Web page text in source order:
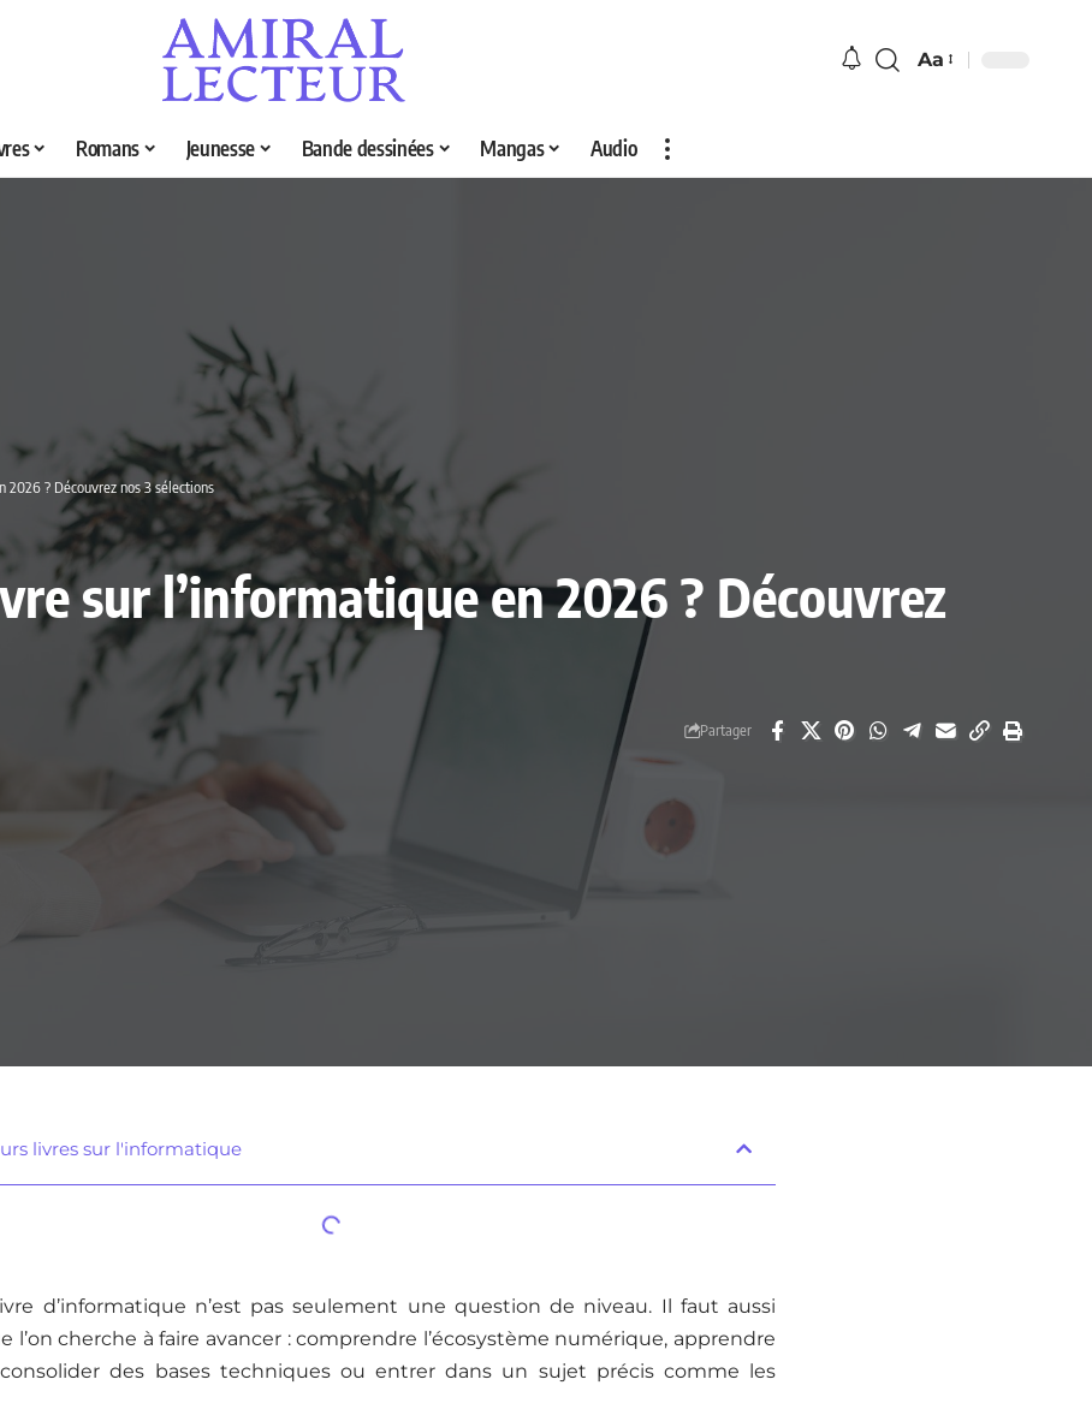
Aa
Romans Jeunesse Bande dessinées Mangas Audio
? Découvrez nos 3 sélections
sur l’informatique en 2026 ? Découvrez
Partager
livres sur l'informatique
d’informatique n’est pas seulement une question de niveau. Il faut aussi
l’on cherche à faire avancer : comprendre l’écosystème numérique, apprendre
des bases techniques ou entrer dans un sujet précis comme les